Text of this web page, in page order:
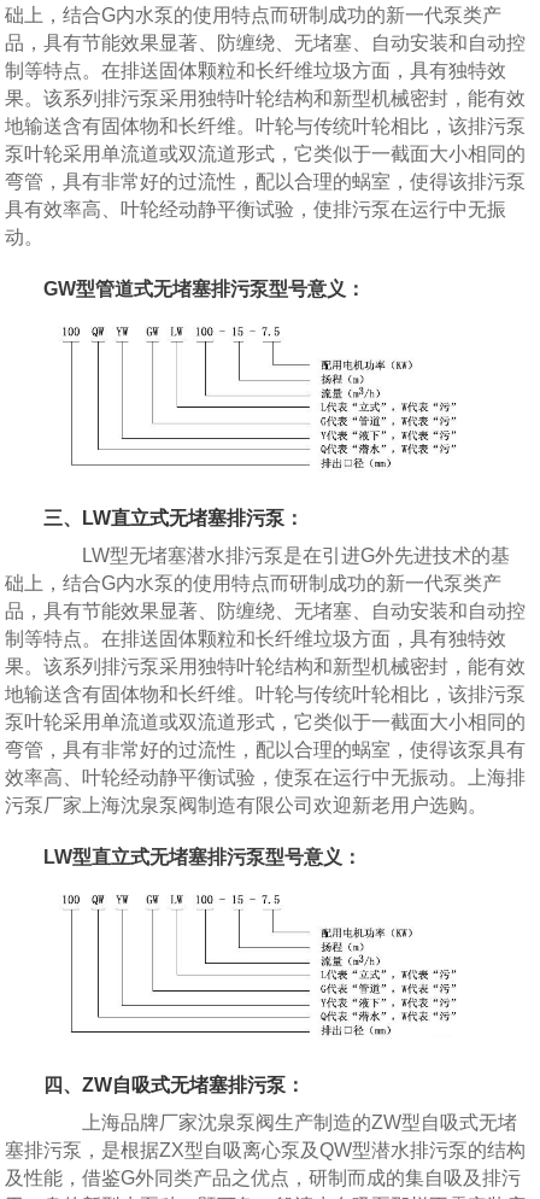
础上，结合G内水泵的使用特点而研制成功的新一代泵类产
品，具有节能效果显著、防缠绕、无堵塞、自动安装和自动控
制等特点。在排送固体颗粒和长纤维垃圾方面，具有独特效
果。该系列排污泵采用独特叶轮结构和新型机械密封，能有效
地输送含有固体物和长纤维。叶轮与传统叶轮相比，该排污泵
泵叶轮采用单流道或双流道形式，它类似于一截面大小相同的
弯管，具有非常好的过流性，配以合理的蜗室，使得该排污泵
具有效率高、叶轮经动静平衡试验，使排污泵在运行中无振
动。
GW型管道式无堵塞排污泵型号意义：
三、 LW直立式无堵塞排污泵 ：
LW型无堵塞潜水排污泵是在引进G外先进技术的基
础上，结合G内水泵的使用特点而研制成功的新一代泵类产
品，具有节能效果显著、防缠绕、无堵塞、自动安装和自动控
制等特点。在排送固体颗粒和长纤维垃圾方面，具有独特效
果。该系列排污泵采用独特叶轮结构和新型机械密封，能有效
地输送含有固体物和长纤维。叶轮与传统叶轮相比，该排污泵
泵叶轮采用单流道或双流道形式，它类似于一截面大小相同的
弯管，具有非常好的过流性，配以合理的蜗室，使得该泵具有
效率高、叶轮经动静平衡试验，使泵在运行中无振动。上海排
污泵厂家上海沈泉泵阀制造有限公司欢迎新老用户选购。
LW型直立式无堵塞排污泵型号意义：
四、ZW自吸式无堵塞排污泵 ：
上海品牌厂家沈泉泵阀生产制造的ZW型自吸式无堵
塞排污泵，是根据ZX型自吸离心泵及QW型潜水排污泵的结构
及性能，借鉴G外同类产品之优点，研制而成的集自吸及排污